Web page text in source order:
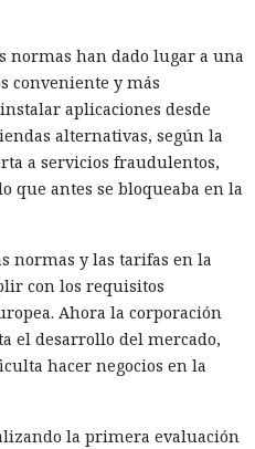
normas han dado lugar a una
conveniente y más
aplicaciones desde
alternativas, según la
a servicios fraudulentos,
que antes se bloqueaba en la
normas y las tarifas en la
con los requisitos
Ahora la corporación
el desarrollo del mercado,
hacer negocios en la
la primera evaluación